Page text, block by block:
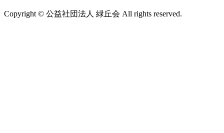
Copyright © 公益社団法人 緑丘会 All rights reserved.